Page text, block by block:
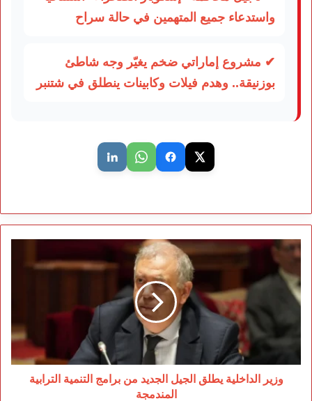
واستدعاء جميع المتهمين في حالة سراح
✔ مشروع إماراتي ضخم يغيّر وجه شاطئ
بوزنيقة.. وهدم فيلات وكابينات ينطلق في شتنبر
وزير
الداخلية
يطلق
الجيل
الجديد
من
برامج
التنمية
الترابية
المندمجة
وزير الداخلية يطلق الجيل الجديد من برامج التنمية الترابية
المندمجة